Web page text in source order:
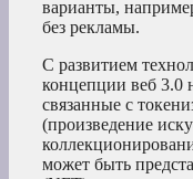
варианты,
без рекламы.
С развитием
концепции веб 3.0
связанные с
(произведение
может быть